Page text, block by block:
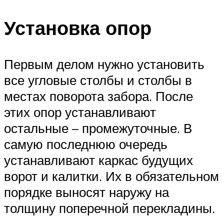
Установка опор
Первым делом нужно установить
все угловые столбы и столбы в
местах поворота забора. После
этих опор устанавливают
остальные – промежуточные. В
самую последнюю очередь
устанавливают каркас будущих
ворот и калитки. Их в обязательном
порядке выносят наружу на
толщину поперечной перекладины.